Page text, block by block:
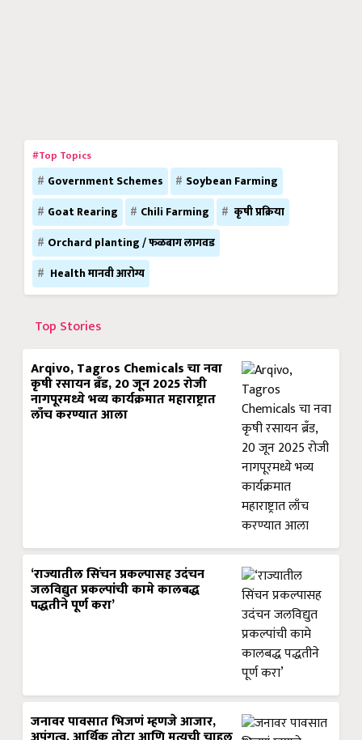
#Top Topics
Government Schemes
Soybean Farming
Goat Rearing
Chili Farming
कृषी प्रक्रिया
Orchard planting / फळबाग लागवड
Health मानवी आरोग्य
Top Stories
Arqivo, Tagros Chemicals चा नवा
कृषी रसायन ब्रँड, 20 जून 2025 रोजी
नागपूरमध्ये भव्य कार्यक्रमात महाराष्ट्रात
लाँच करण्यात आला
‘राज्यातील सिंचन प्रकल्पासह उदंचन
जलविद्युत प्रकल्पांची कामे कालबद्ध
पद्धतीने पूर्ण करा’
जनावर पावसात भिजणं म्हणजे आजार,